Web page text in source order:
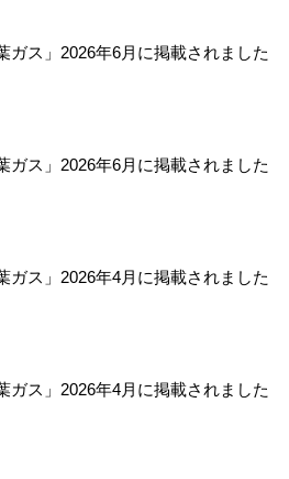
ガス」2026年6月に掲載されました
ガス」2026年6月に掲載されました
ガス」2026年4月に掲載されました
ガス」2026年4月に掲載されました